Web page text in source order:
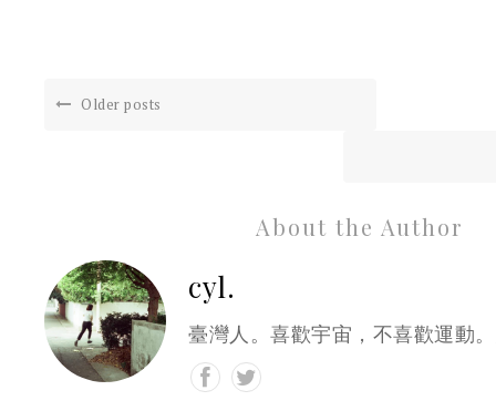
Older posts
About the Author
cyl.
臺灣人。喜歡宇宙，不喜歡運動